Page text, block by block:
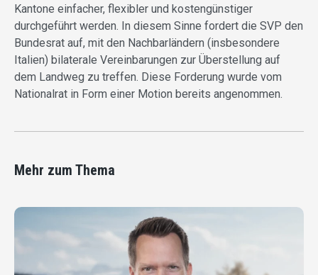
Kantone einfacher, flexibler und kostengünstiger
durchgeführt werden. In diesem Sinne fordert die SVP den
Bundesrat auf, mit den Nachbarländern (insbesondere
Italien) bilaterale Vereinbarungen zur Überstellung auf
dem Landweg zu treffen. Diese Forderung wurde vom
Nationalrat in Form einer Motion bereits angenommen.
Mehr zum Thema